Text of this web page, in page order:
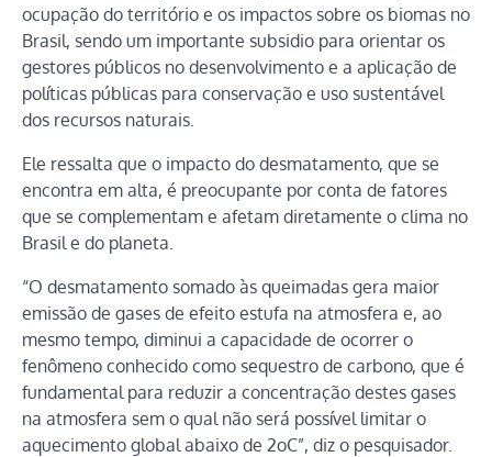
ocupação do território e os impactos sobre os biomas no
Brasil, sendo um importante subsidio para orientar os
gestores públicos no desenvolvimento e a aplicação de
políticas públicas para conservação e uso sustentável
dos recursos naturais.
Ele ressalta que o impacto do desmatamento, que se
encontra em alta, é preocupante por conta de fatores
que se complementam e afetam diretamente o clima no
Brasil e do planeta.
“O desmatamento somado às queimadas gera maior
emissão de gases de efeito estufa na atmosfera e, ao
mesmo tempo, diminui a capacidade de ocorrer o
fenômeno conhecido como sequestro de carbono, que é
fundamental para reduzir a concentração destes gases
na atmosfera sem o qual não será possível limitar o
aquecimento global abaixo de 2oC”, diz o pesquisador.